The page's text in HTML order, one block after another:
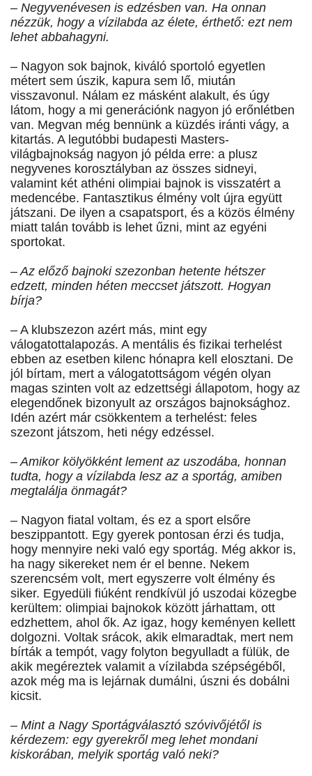
– Negyvenévesen is edzésben van. Ha onnan
nézzük, hogy a vízilabda az élete, érthető: ezt nem
lehet abbahagyni.
– Nagyon sok bajnok, kiváló sportoló egyetlen
métert sem úszik, kapura sem lő, miután
visszavonul. Nálam ez másként alakult, és úgy
látom, hogy a mi generációnk nagyon jó erőnlétben
van. Megvan még bennünk a küzdés iránti vágy, a
kitartás. A legutóbbi budapesti Masters-
világbajnokság nagyon jó példa erre: a plusz
negyvenes korosztályban az összes sidneyi,
valamint két athéni olimpiai bajnok is visszatért a
medencébe. Fantasztikus élmény volt újra együtt
játszani. De ilyen a csapatsport, és a közös élmény
miatt talán tovább is lehet űzni, mint az egyéni
sportokat.
– Az előző bajnoki szezonban hetente hétszer
edzett, minden héten meccset játszott. Hogyan
bírja?
– A klubszezon azért más, mint egy
válogatottalapozás. A mentális és fizikai terhelést
ebben az esetben kilenc hónapra kell elosztani. De
jól bírtam, mert a válogatottságom végén olyan
magas szinten volt az edzettségi állapotom, hogy az
elegendőnek bizonyult az országos bajnoksághoz.
Idén azért már csökkentem a terhelést: feles
szezont játszom, heti négy edzéssel.
– Amikor kölyökként lement az uszodába, honnan
tudta, hogy a vízilabda lesz az a sportág, amiben
megtalálja önmagát?
– Nagyon fiatal voltam, és ez a sport elsőre
beszippantott. Egy gyerek pontosan érzi és tudja,
hogy mennyire neki való egy sportág. Még akkor is,
ha nagy sikereket nem ér el benne. Nekem
szerencsém volt, mert egyszerre volt élmény és
siker. Egyedüli fiúként rendkívül jó uszodai közegbe
kerültem: olimpiai bajnokok között járhattam, ott
edzhettem, ahol ők. Az igaz, hogy keményen kellett
dolgozni. Voltak srácok, akik elmaradtak, mert nem
bírták a tempót, vagy folyton begyulladt a fülük, de
akik megéreztek valamit a vízilabda szépségéből,
azok még ma is lejárnak dumálni, úszni és dobálni
kicsit.
– Mint a Nagy Sportágválasztó szóvivőjétől is
kérdezem: egy gyerekről meg lehet mondani
kiskorában, melyik sportág való neki?